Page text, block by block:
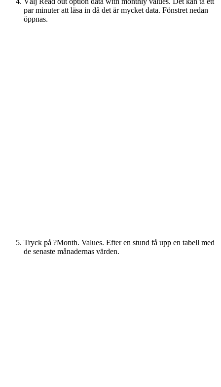
par minuter att läsa in då det är mycket data. Fönstret nedan
öppnas.
Tryck på ?Month. Values. Efter en stund få upp en tabell med
de senaste månadernas värden.